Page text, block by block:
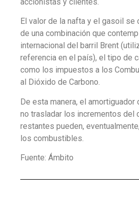
El valor de la nafta y el gasoil se
de una combinación que
internacional del barril Brent
referencia en el país), el tipo de
como los impuestos a los
al Dióxido de Carbono.
De esta manera, el amortiguador
no trasladar los incrementos del
restantes pueden,
los combustibles.
Fuente: Ámbito